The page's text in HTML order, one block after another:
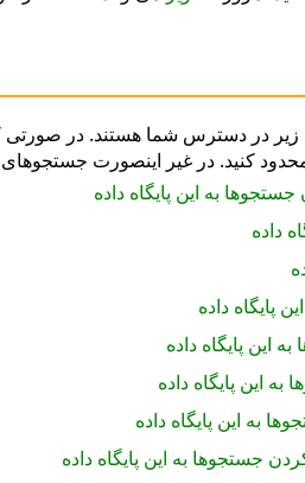
از میان پایگاه‌های داده آنلاین 24 مورد زیر در
کنید. در غیر اینصورت جستجوهای
به این پایگاه داده
داده
پایگاه داده
این پایگاه داده
این پایگاه داده
به این پایگاه داده
جستجوها به این پایگاه داده